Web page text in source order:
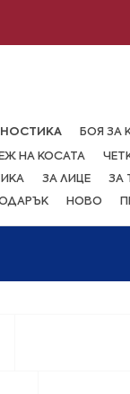
БОЯ ЗА
НА КОСАТА
ЗА ЛИЦЕ ЗА
НОВО